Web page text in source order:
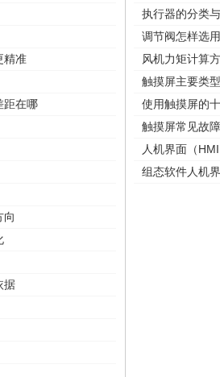
精准
距在哪
向
据
执行器的分类
调节阀怎样选
风机力矩计算
触摸屏主要类
使用触摸屏的
触摸屏常见故
人机界面（
组态软件人机